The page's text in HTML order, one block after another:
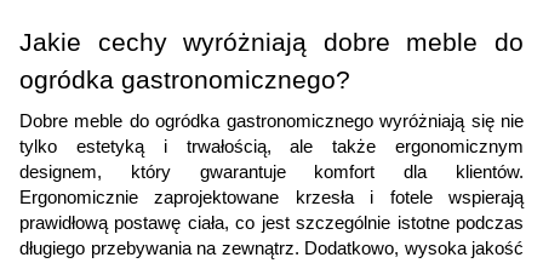
Jakie cechy wyróżniają dobre meble do
ogródka gastronomicznego?
Dobre meble do ogródka gastronomicznego wyróżniają się nie
tylko estetyką i trwałością, ale także ergonomicznym
designem, który gwarantuje komfort dla klientów.
Ergonomicznie zaprojektowane krzesła i fotele wspierają
prawidłową postawę ciała, co jest szczególnie istotne podczas
długiego przebywania na zewnątrz. Dodatkowo, wysoka jakość